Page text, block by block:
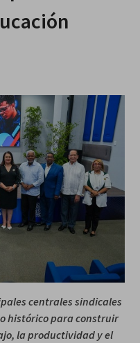
centrales sindicales
histórico para construir
la productividad y el